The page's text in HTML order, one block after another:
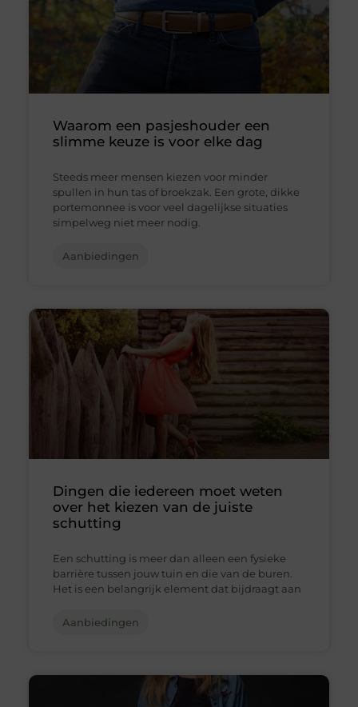
Waarom een pasjeshouder een
slimme keuze is voor elke dag
Steeds meer mensen kiezen voor minder
spullen in hun tas of broekzak. Een grote, dikke
portemonnee is voor veel dagelijkse situaties
simpelweg niet meer nodig.
Aanbiedingen
Dingen die iedereen moet weten
over het kiezen van de juiste
schutting
Een schutting is meer dan alleen een fysieke
barrière tussen jouw tuin en die van de buren.
Het is een belangrijk element dat bijdraagt aan
Aanbiedingen